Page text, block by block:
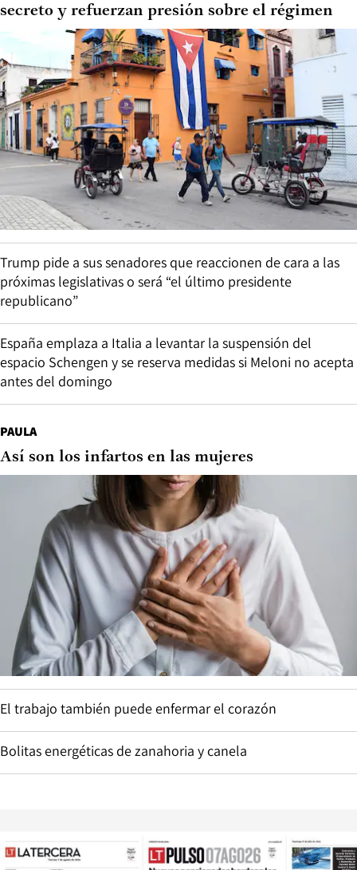
secreto y refuerzan presión sobre el régimen
Trump pide a sus senadores que reaccionen de cara a las
próximas legislativas o será “el último presidente
republicano”
España emplaza a Italia a levantar la suspensión del
espacio Schengen y se reserva medidas si Meloni no acepta
antes del domingo
PAULA
Así son los infartos en las mujeres
El trabajo también puede enfermar el corazón
Bolitas energéticas de zanahoria y canela
Opens in new window Opens in